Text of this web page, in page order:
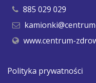
885 029 029
www.centrum-
Polityka prywatności